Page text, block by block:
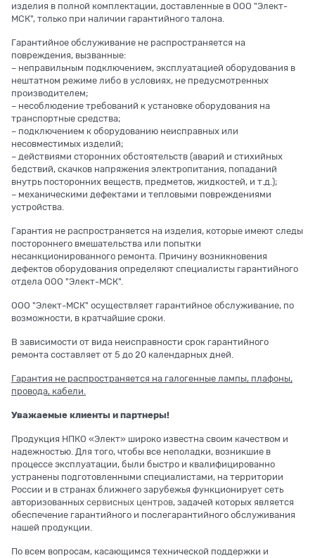
изделия в полной комплектации, доставленные в ООО "Элект-
МСК", только при наличии гарантийного талона.
Гарантийное обслуживание не распространяется на
повреждения, вызванные:
– неправильным подключением, эксплуатацией оборудования в
нештатном режиме либо в условиях, не предусмотренных
производителем;
– несоблюдение требований к установке оборудования на
транспортные средства;
– подключением к оборудованию неисправных или
несовместимых изделий;
– действиями сторонних обстоятельств (аварий и стихийных
бедствий, скачков напряжения электропитания, попаданий
внутрь посторонних веществ, предметов, жидкостей, и т.д.);
– механическими дефектами и тепловыми повреждениями
устройства.
Гарантия не распространяется на изделия, которые имеют следы
постороннего вмешательства или попытки
несанкционированного ремонта. Причину возникновения
дефектов оборудования определяют специалисты гарантийного
отдела ООО "Элект-МСК".
ООО "Элект-МСК" осуществляет гарантийное обслуживание, по
возможности, в кратчайшие сроки.
В зависимости от вида неисправности срок гарантийного
ремонта составляет от 5 до 20 календарных дней.
Гарантия не распространяется на галогенные лампы, плафоны,
провода, кабели.
Уважаемые клиенты и партнеры!
Продукция НПКО «Элект» широко известна своим качеством и
надежностью. Для того, чтобы все неполадки, возникшие в
процессе эксплуатации, были быстро и квалифицированно
устранены подготовленными специалистами, на территории
России и в странах ближнего зарубежья функционирует сеть
авторизованных сервисных центров, задачей которых является
обеспечение гарантийного и послегарантийного обслуживания
нашей продукции.
По всем вопросам, касающимся технической поддержки и